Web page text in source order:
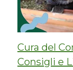
Cura del
Consigli e